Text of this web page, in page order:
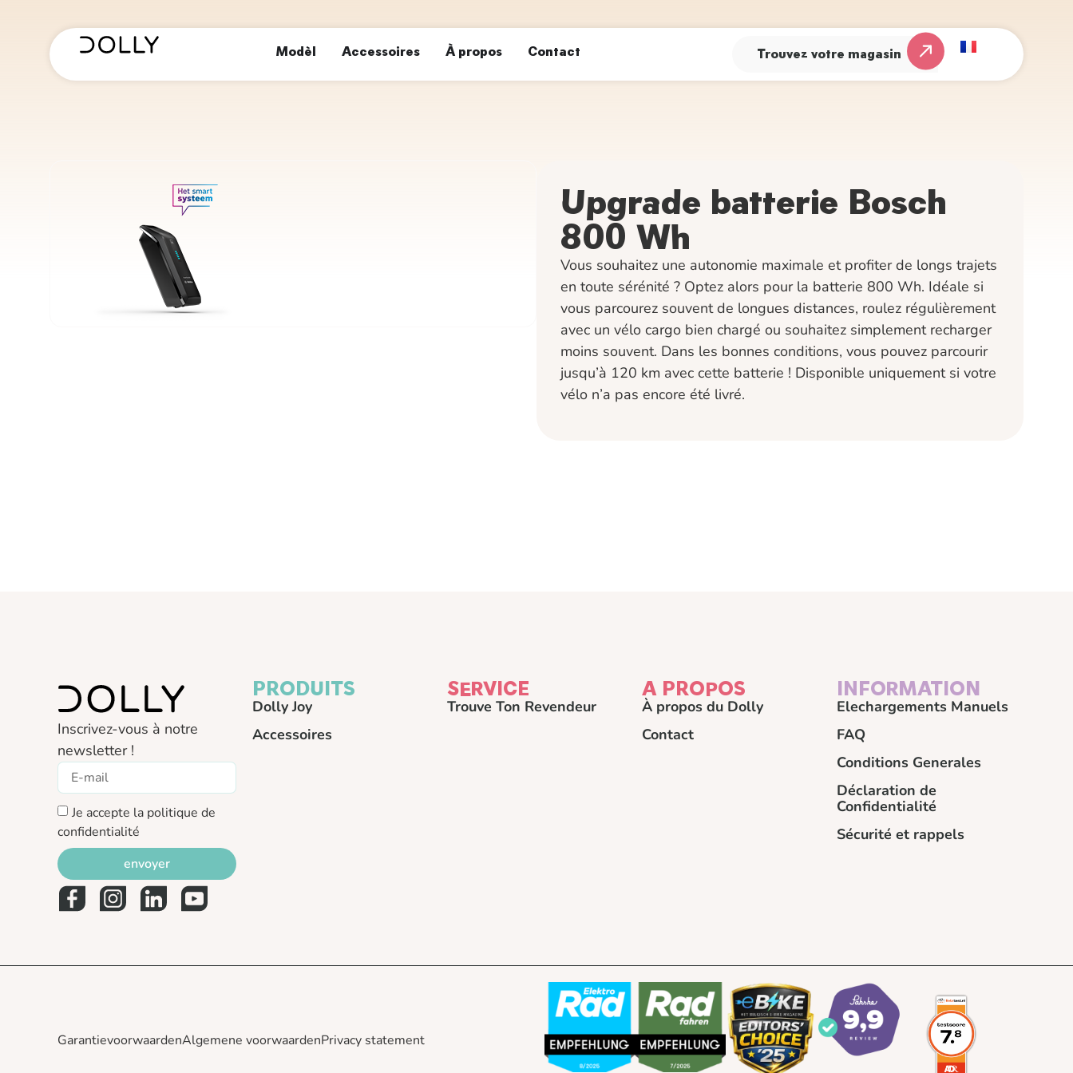
Modèl Accessoires À propos Contact Trouvez votre magasin
Upgrade batterie Bosch
800 Wh
Vous souhaitez une autonomie maximale et profiter de longs trajets
en toute sérénité ? Optez alors pour la batterie 800 Wh. Idéale si
vous parcourez souvent de longues distances, roulez régulièrement
avec un vélo cargo bien chargé ou souhaitez simplement recharger
moins souvent. Dans les bonnes conditions, vous pouvez parcourir
jusqu’à 120 km avec cette batterie ! Disponible uniquement si votre
vélo n’a pas encore été livré.
Inscrivez-vous à notre
newsletter !
Je accepte la politique de
confidentialité
envoyer
PRODUITS
Dolly Joy
Accessoires
SERVICE
Trouve Ton Revendeur
A PROPOS
À propos du Dolly
Contact
INFORMATION
Elechargements Manuels
FAQ
Conditions Generales
Déclaration de
Confidentialité
Sécurité et rappels
GarantievoorwaardenAlgemene voorwaardenPrivacy statement